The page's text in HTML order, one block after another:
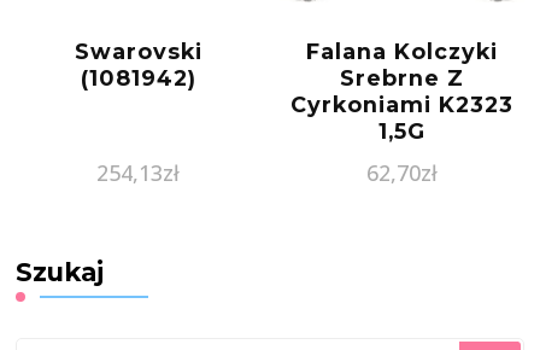
Swarovski
(1081942)
254,13zł
Falana Kolczyki
Srebrne Z
Cyrkoniami K2323
1,5G
62,70zł
Szukaj